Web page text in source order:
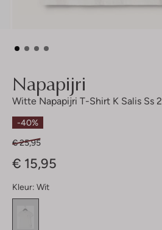
Napapijri
Witte Napapijri T-Shirt K Salis Ss 2
-40%
€ 25,95
€ 15,95
Kleur: Wit